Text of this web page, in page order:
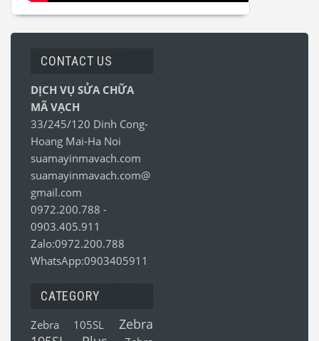
CONTACT US
DỊCH VỤ SỬA CHỮA
MÃ VẠCH
33/245/120 Dinh Cong-
Hoang Mai-Ha Noi
suamayinmavach.com
suamayinmavach.com@
gmail.com
0972.200.788 -
0903.405.911
Zalo:0972.200.788
WhatsApp:0903405911
CATEGORY
Zebra 105SL
Zebra